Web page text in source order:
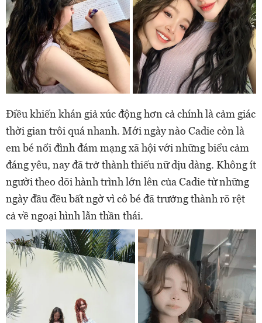
Điều khiến khán giả xúc động hơn cả chính là cảm giác
thời gian trôi quá nhanh. Mới ngày nào Cadie còn là
em bé nổi đình đám mạng xã hội với những biểu cảm
đáng yêu, nay đã trở thành thiếu nữ dịu dàng. Không ít
người theo dõi hành trình lớn lên của Cadie từ những
ngày đầu đều bất ngờ vì cô bé đã trưởng thành rõ rệt
cả về ngoại hình lẫn thần thái.